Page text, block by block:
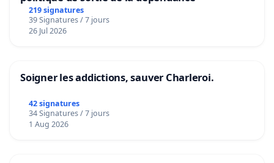
219 signatures
39 Signatures / 7 jours
26 Jul 2026
Soigner les addictions, sauver Charleroi.
42 signatures
34 Signatures / 7 jours
1 Aug 2026